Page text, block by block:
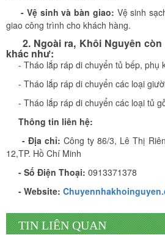
- Vệ sinh và bàn giao: Vệ sinh
giao công trình cho khách hàng.
2. Ngoài ra, Khôi Nguyên​ còn
khác như:
- Tháo lắp ráp di chuyển tủ bếp, phụ
- Tháo lắp ráp di chuyển các loại
- Tháo lắp ráp di chuyển các loại tủ
Thông tin liên hệ:
- Địa chỉ: Công ty 86/3, Lê Thị
12,TP. Hồ Chí Minh
- Số Điện Thoại: 0913371378
- Website:
TIN LIÊN QUAN